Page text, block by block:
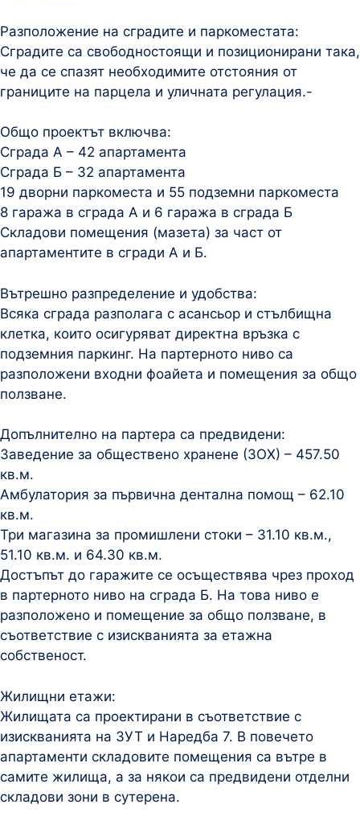
Разположение на сградите и паркоместата:
Сградите са свободностоящи и позиционирани така,
че да се спазят необходимите отстояния от
границите на парцела и уличната регулация.-
Общо проектът включва:
Сграда А – 42 апартамента
Сграда Б – 32 апартамента
19 дворни паркоместа и 55 подземни паркоместа
8 гаража в сграда А и 6 гаража в сграда Б
Складови помещения (мазета) за част от
апартаментите в сгради А и Б.
Вътрешно разпределение и удобства:
Всяка сграда разполага с асансьор и стълбищна
клетка, които осигуряват директна връзка с
подземния паркинг. На партерното ниво са
разположени входни фоайета и помещения за общо
ползване.
Допълнително на партера са предвидени:
Заведение за обществено хранене (ЗОХ) – 457.50
кв.м.
Амбулатория за първична дентална помощ – 62.10
кв.м.
Три магазина за промишлени стоки – 31.10 кв.м.,
51.10 кв.м. и 64.30 кв.м.
Достъпът до гаражите се осъществява чрез проход
в партерното ниво на сграда Б. На това ниво е
разположено и помещение за общо ползване, в
съответствие с изискванията за етажна
собственост.
Жилищни етажи:
Жилищата са проектирани в съответствие с
изискванията на ЗУТ и Наредба 7. В повечето
апартаменти складовите помещения са вътре в
самите жилища, а за някои са предвидени отделни
складови зони в сутерена.